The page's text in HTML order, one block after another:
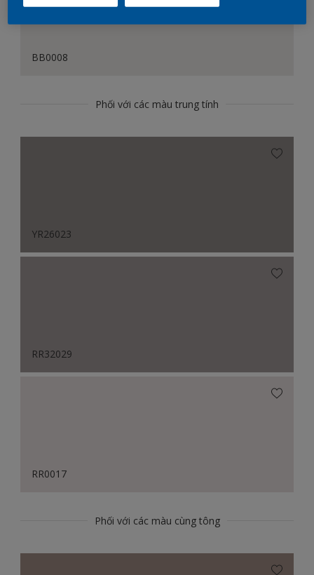
BB0008
Phối với các màu trung tính
YR26023
RR32029
RR0017
Phối với các màu cùng tông